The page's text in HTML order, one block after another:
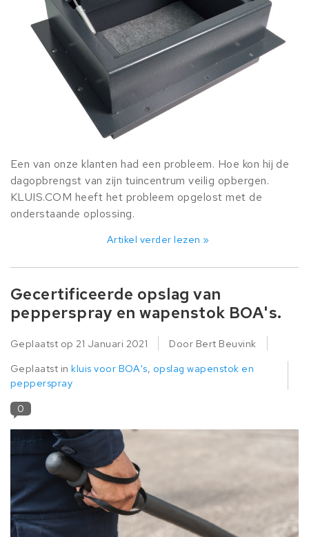
Een van onze klanten had een probleem. Hoe kon hij de
dagopbrengst van zijn tuincentrum veilig opbergen.
KLUIS.COM heeft het probleem opgelost met de
onderstaande oplossing.
Artikel verder lezen »
Gecertificeerde opslag van
pepperspray en wapenstok BOA's.
Geplaatst op 21 Januari 2021
Door Bert Beuvink
Geplaatst inkluis voor BOA's, opslag wapenstok en
pepperspray
0